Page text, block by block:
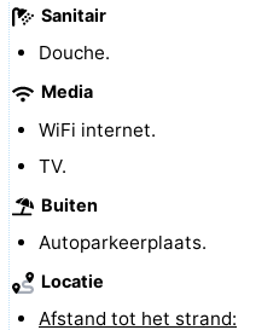
Sanitair
Douche.
Media
WiFi internet.
TV.
Buiten
Autoparkeerplaats.
Locatie
Afstand tot het strand: